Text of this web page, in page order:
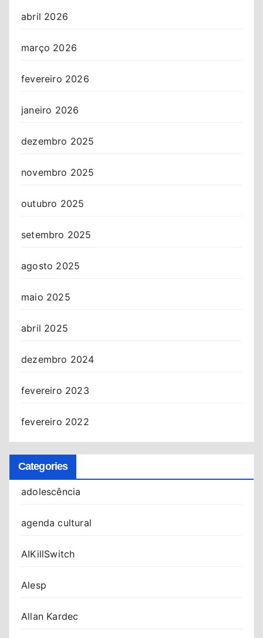
abril 2026
março 2026
fevereiro 2026
janeiro 2026
dezembro 2025
novembro 2025
outubro 2025
setembro 2025
agosto 2025
maio 2025
abril 2025
dezembro 2024
fevereiro 2023
fevereiro 2022
Categories
adolescência
agenda cultural
AIKillSwitch
Alesp
Allan Kardec